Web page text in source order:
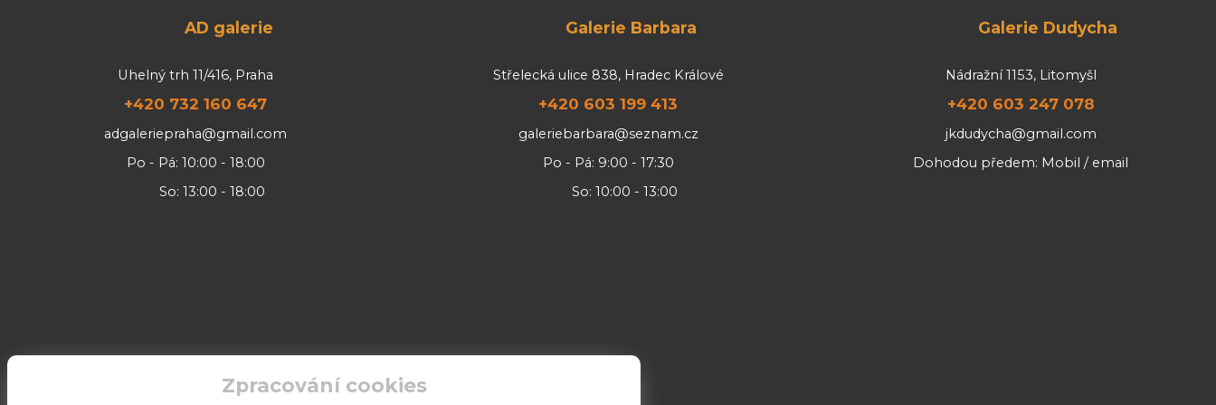
AD galerie
Uhelný trh 11/416, Praha
+420 732 160 647
adgaleriepraha@gmail.com
Po - Pá: 10:00 - 18:00
So: 13:00 - 18:00
Galerie Barbara
Střelecká ulice 838, Hradec Králové
+420 603 199 413
galeriebarbara@seznam.cz
Po - Pá: 9:00 - 17:30
So: 10:00 - 13:00
Galerie Dudycha
Nádražní 1153, Litomyšl
+420 603 247 078
jkdudycha@gmail.com
Dohodou předem: Mobil / email
Zpracování cookies